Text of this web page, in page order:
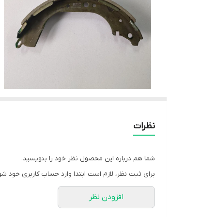
نظرات
شما هم درباره این محصول نظر خود را بنویسید.
برای ثبت نظر، لازم است ابتدا وارد حساب کاربری خود
افزودن نظر